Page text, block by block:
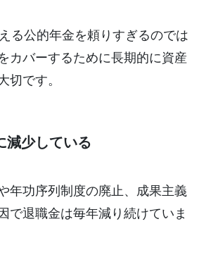
る公的年金を頼りすぎるのでは
カバーするために​​長期的に資産
切です。
減少している
年功序列制度の廃止、成果主義
で退職金は毎年減り続けていま